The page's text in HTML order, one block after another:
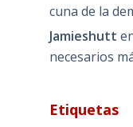
cuna de la
Jamieshutt
necesarios
Etiquetas